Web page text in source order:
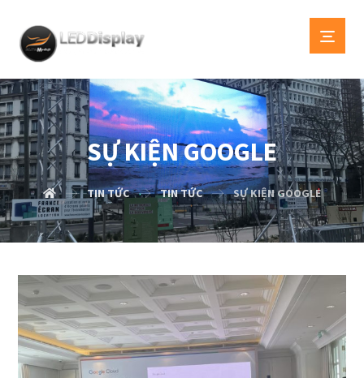
SỰ KIỆN GOOGLE
TIN TỨC TIN TỨC SỰ KIỆN GOOGLE